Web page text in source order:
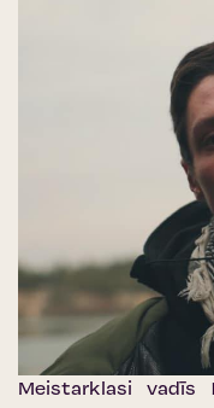
Meistarklasi vadīs